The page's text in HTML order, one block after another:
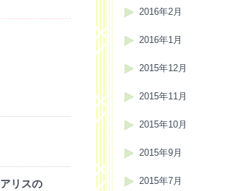
リスの
2016年2月
2016年1月
2015年12月
2015年11月
2015年10月
2015年9月
2015年7月